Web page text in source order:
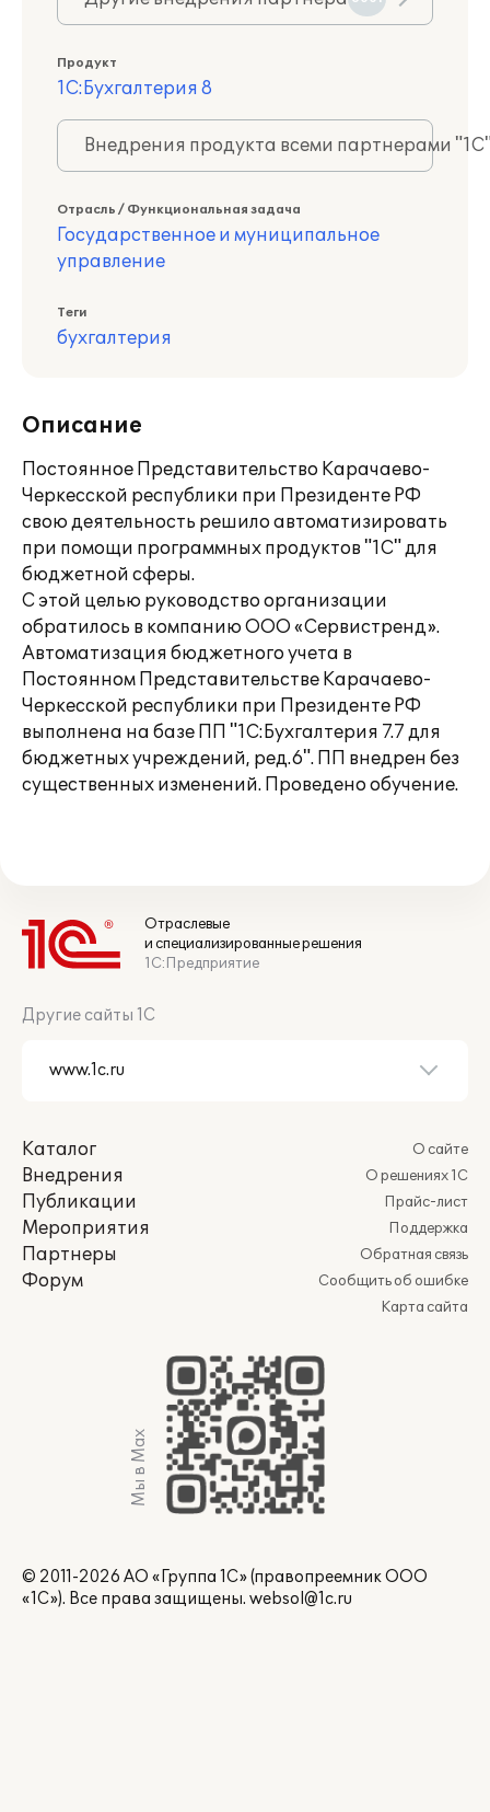
Продукт
1С:Бухгалтерия 8
Внедрения продукта всеми партнерами
Отрасль / Функциональная задача
Государственное и муниципальное
управление
Теги
бухгалтерия
Описание
Постоянное Представительство Карачаево-
Черкесской республики при Президенте РФ
свою деятельность решило автоматизировать
при помощи программных продуктов "1С" для
бюджетной сферы.
С этой целью руководство организации
обратилось в компанию ООО «Сервистренд».
Автоматизация бюджетного учета в
Постоянном Представительстве Карачаево-
Черкесской республики при Президенте РФ
выполнена на базе ПП "1С:Бухгалтерия 7.7 для
бюджетных учреждений, ред.6". ПП внедрен без
существенных изменений. Проведено обучение.
Отраслевые
и специализированные решения
1С:Предприятие
Другие сайты 1С
Каталог
Внедрения
Публикации
Мероприятия
Партнеры
Форум
О сайте
О решениях 1С
Прайс-лист
Поддержка
Обратная связь
Сообщить об ошибке
Карта сайта
Мы в Max
© 2011-2026 АО «Группа 1С» (правопреемник ООО
«1С»). Все права защищены. websol@1c.ru